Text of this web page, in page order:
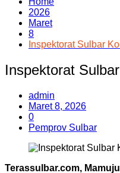
2026
Maret
8
Inspektorat Sulbar
Inspektorat
admin
Maret 8, 2026
0
Pemprov Sulbar
Terassulbar.com, Mamuju